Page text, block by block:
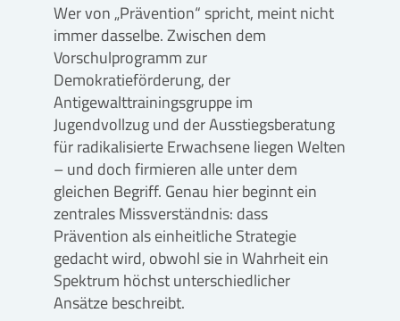
Wer von „Prävention“ spricht, meint nicht
immer dasselbe. Zwischen dem
Vorschulprogramm zur
Demokratieförderung, der
Antigewalttrainingsgruppe im
Jugendvollzug und der Ausstiegsberatung
für radikalisierte Erwachsene liegen Welten
– und doch firmieren alle unter dem
gleichen Begriff. Genau hier beginnt ein
zentrales Missverständnis: dass
Prävention als einheitliche Strategie
gedacht wird, obwohl sie in Wahrheit ein
Spektrum höchst unterschiedlicher
Ansätze beschreibt.